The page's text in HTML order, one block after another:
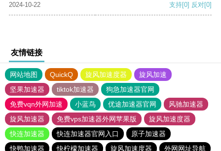
2024-10-22
支持[0] 反对[0]
友情链接
网站地图 QuickQ 旋风加速度器
旋风加速
坚果加速器
tiktok加速器
狗急加速器官网
免费vqn外网加速
小蓝鸟 优途加速器官网
风驰加速器
旋风加速器
免费vps加速器外网苹果版
旋风加速度器
快连加速器
快连加速器官网入口
原子加速器
快鸭加速器
快柠檬加速器 旋风加速度器
外网网址导航